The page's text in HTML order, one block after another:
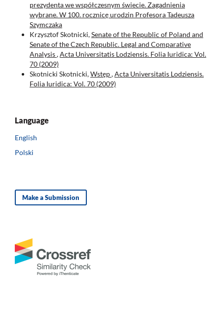
prezydenta we współczesnym świecie. Zagadnienia
wybrane. W 100. rocznicę urodzin Profesora Tadeusza
Szymczaka
Krzysztof Skotnicki,Senate of the Republic of Poland and
Senate of the Czech Republic. Legal and Comparative
Analysis,Acta Universitatis Lodziensis. Folia Iuridica: Vol.
70 (2009)
Skotnicki Skotnicki,Wstęp,Acta Universitatis Lodziensis.
Folia Iuridica: Vol. 70 (2009)
Language
English
Polski
Make a Submission